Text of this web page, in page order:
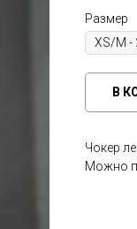
Размер
В
Чокер
Можно